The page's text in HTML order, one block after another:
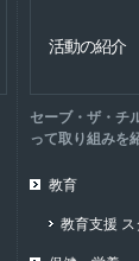
活動の紹介
セーブ・ザ・チ
って取り組みを
教育
教育支援